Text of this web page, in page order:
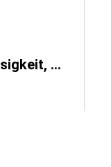
Blutfarbene Flüssigkeit, 250 ml